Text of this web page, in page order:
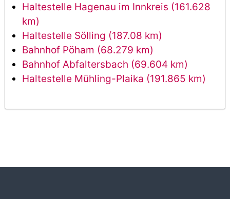
Haltestelle Hagenau im Innkreis (161.628
km)
Haltestelle Sölling (187.08 km)
Bahnhof Pöham (68.279 km)
Bahnhof Abfaltersbach (69.604 km)
Haltestelle Mühling-Plaika (191.865 km)